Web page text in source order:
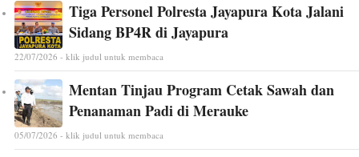
Tiga Personel Polresta Jayapura Kota Jalani
Sidang BP4R di Jayapura
22/07/2026 - klik judul untuk membaca
Mentan Tinjau Program Cetak Sawah dan
Penanaman Padi di Merauke
05/07/2026 - klik judul untuk membaca